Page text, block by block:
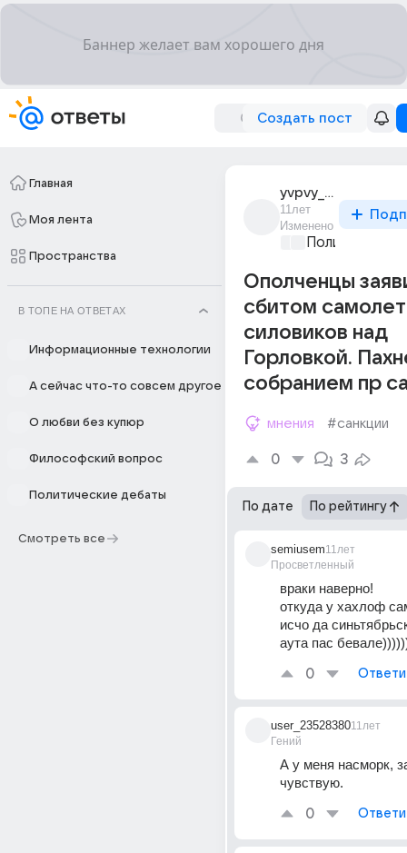
Создать пост
Главная
Моя лента
Пространства
В ТОПЕ НА ОТВЕТАХ
Информационные технологии
А сейчас что-то совсем другое
О любви без купюр
Философский вопрос
Политические дебаты
Смотреть все
yvpvy_pkvpkvy
11лет
Изменено
Ополченцы
сбитом
силовиков над
Горловкой.
собранием пр
мнения #санкции
0 3
По дате По рейтингу
semiusem
Просветленный
11лет
враки наверно!
откуда у хахлоф
исчо да
аута пас
0
user_23528380
Гений
11лет
А у меня насморк,
чувствую.
0